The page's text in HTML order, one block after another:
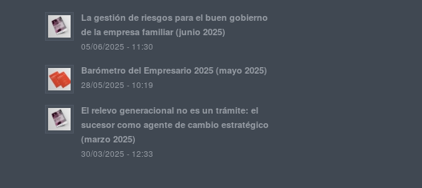
La gestión de riesgos para el buen gobierno
de la empresa familiar (junio 2025)
05/06/2025 - 11:30
Barómetro del Empresario 2025 (mayo 2025)
28/05/2025 - 10:19
El relevo generacional no es un trámite: el
sucesor como agente de cambio estratégico
(marzo 2025)
30/03/2025 - 12:33